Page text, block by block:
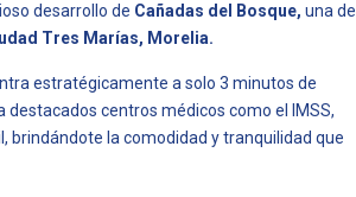
desarrollo de Cañadas del Bosque, una de
Tres Marías, Morelia.
estratégicamente a solo 3 minutos de
destacados centros médicos como el IMSS,
brindándote la comodidad y tranquilidad que